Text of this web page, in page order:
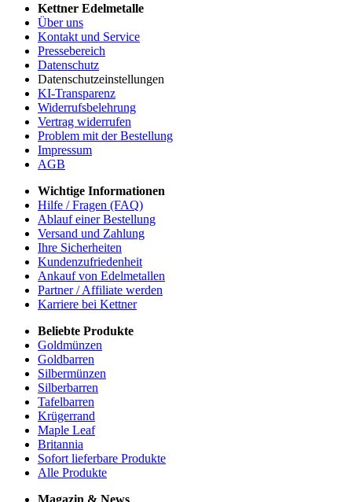
Kettner Edelmetalle
Über uns
Kontakt und Service
Pressebereich
Datenschutz
Datenschutzeinstellungen
KI-Transparenz
Widerrufsbelehrung
Vertrag widerrufen
Problem mit der Bestellung
Impressum
AGB
Wichtige Informationen
Hilfe / Fragen (FAQ)
Ablauf einer Bestellung
Versand und Zahlung
Ihre Sicherheiten
Kundenzufriedenheit
Ankauf von Edelmetallen
Partner / Affiliate werden
Karriere bei Kettner
Beliebte Produkte
Goldmünzen
Goldbarren
Silbermünzen
Silberbarren
Tafelbarren
Krügerrand
Maple Leaf
Britannia
Sofort lieferbare Produkte
Alle Produkte
Magazin & News